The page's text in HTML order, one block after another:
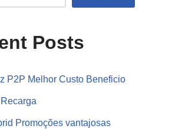
Posts
P2P Melhor Custo Beneficio
Promoções vantajosas